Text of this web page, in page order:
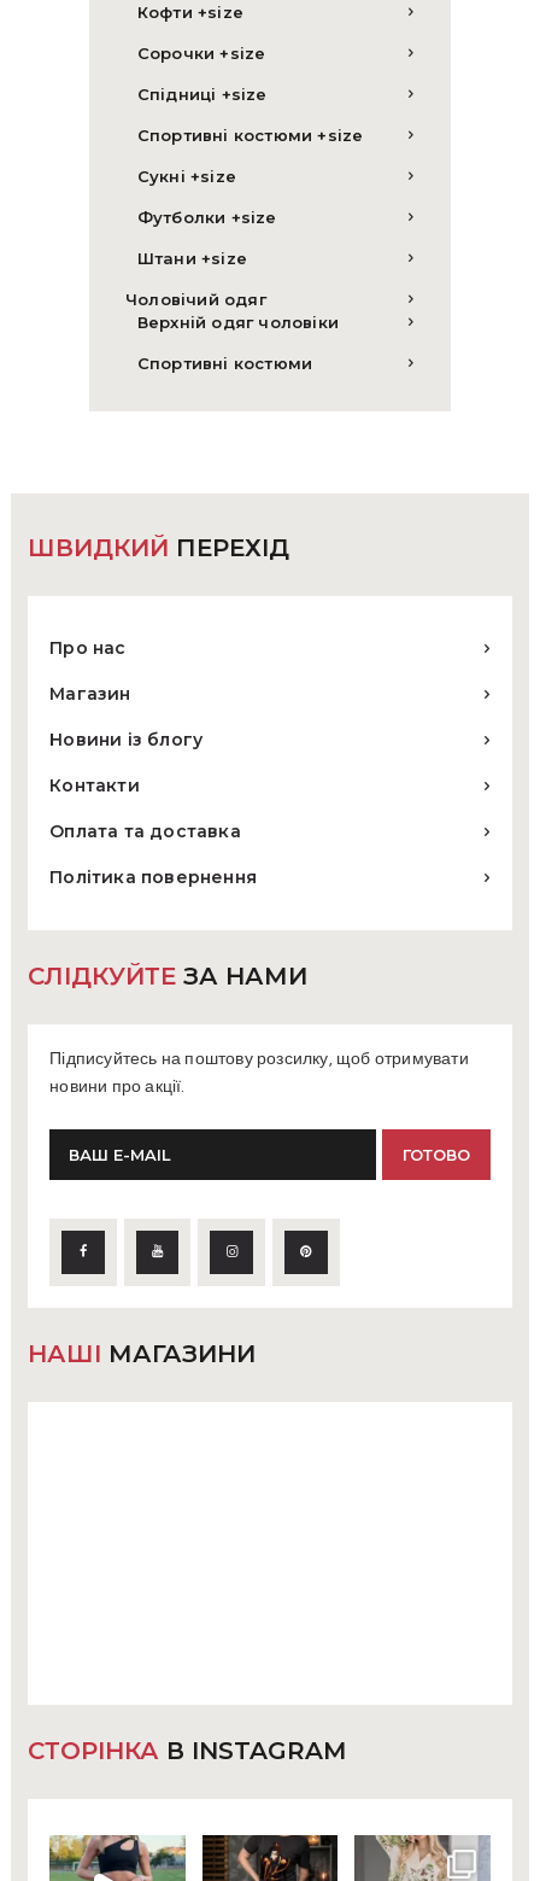
Кофти +size
Сорочки +size
Спідниці +size
Спортивні костюми +size
Сукні +size
Футболки +size
Штани +size
Чоловічий одяг
Верхній одяг чоловіки
Спортивні костюми
ШВИДКИЙ ПЕРЕХІД
Про нас
Магазин
Новини із блогу
Контакти
Оплата та доставка
Політика повернення
СЛІДКУЙТЕ ЗА НАМИ
Підписуйтесь на поштову розсилку, щоб отримувати
новини про акції.
НАШІ МАГАЗИНИ
СТОРІНКА В INSTAGRAM